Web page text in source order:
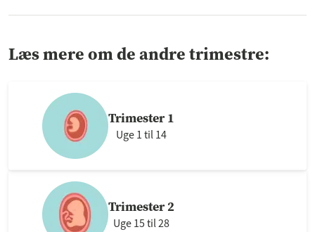
Læs mere om de andre trimestre:
Trimester 1
Uge 1 til 14
Trimester 2
Uge 15 til 28